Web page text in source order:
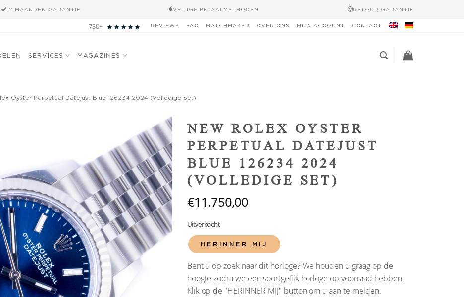
12 MAANDEN GARANTIE VEILIGE BETAALMETHODEN RETOUR GARANTIE
750+ REVIEWS FAQ MATCHMAKER OVER ONS MIJN ACCOUNT CONTACT
SERVICES MAGAZINES
Oyster Perpetual Datejust Blue 126234 2024 (Volledige Set)
Add to
wishlist
NEW ROLEX OYSTER
PERPETUAL DATEJUST
BLUE 126234 2024
(VOLLEDIGE SET)
€11.750,00
Uitverkocht
HERINNER MIJ
Bent u op zoek naar dit horloge? We houden u graag op de
hoogte zodra we een soortgelijk horloge op voorraad hebben.
Klik op de "HERINNER MIJ" button om u aan te melden.